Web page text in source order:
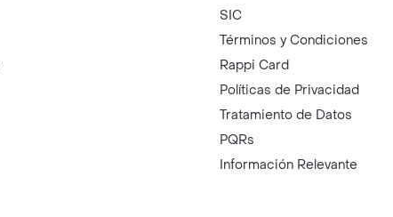
SIC
Términos y Condiciones
Rappi Card
Políticas de Privacidad
Tratamiento de Datos
PQRs
Información Relevante